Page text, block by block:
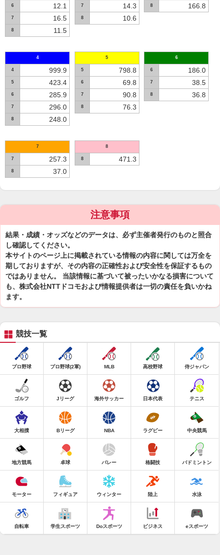
6 12.1
7 16.5
8 11.5
7 14.3
8 10.6
8 166.8
4
4 999.9
5 423.4
6 285.9
7 296.0
8 248.0
5
5 798.8
6 69.8
7 90.8
8 76.3
6
6 186.0
7 38.5
8 36.8
7
7 257.3
8 37.0
8
8 471.3
注意事項
結果・成績・オッズなどのデータは、必ず主催者発行のものと照合
し確認してください。
本サイトのページ上に掲載されている情報の内容に関しては万全を
期しておりますが、その内容の正確性および安全性を保証するもの
ではありません。 当該情報に基づいて被ったいかなる損害について
も、株式会社NTTドコモおよび情報提供者は一切の責任を負いかね
ます。
競技一覧
プロ野球 プロ野球(2軍) MLB 高校野球 侍ジャパン
ゴルフ Jリーグ 海外サッカー 日本代表 テニス
大相撲 Bリーグ NBA ラグビー 中央競馬
地方競馬 卓球 バレー 格闘技 バドミントン
モーター フィギュア ウィンター 陸上 水泳
自転車 学生スポーツ Doスポーツ ビジネス eスポーツ